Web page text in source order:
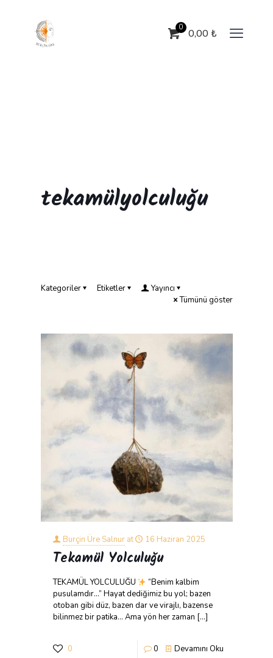
0 0,00 ₺
tekamülyolculuğu
Kategoriler Etiketler
Yayıncı
Tümünü göster
Burçin Üre Salnur at 16 Haziran 2025
Tekamül Yolculuğu
TEKAMÜL YOLCULUĞU
“Benim kalbim
pusulamdır…” Hayat dediğimiz bu yol; bazen
otoban gibi düz, bazen dar ve virajlı, bazense
bilinmez bir patika… Ama yön her zaman […]
0 0 Devamını Oku